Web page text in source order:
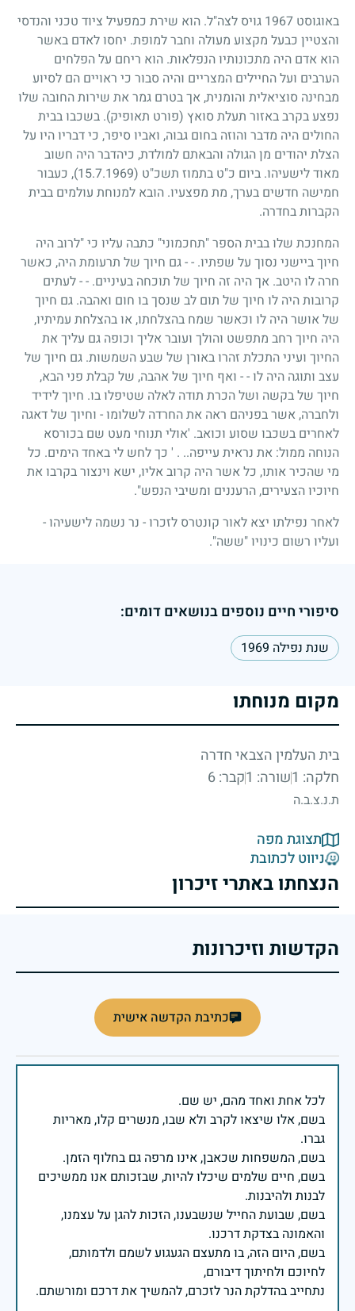
באוגוסט 1967 גויס לצה"ל. הוא שירת כמפעיל ציוד טכני והנדסי
והצטיין כבעל מקצוע מעולה וחבר למופת. יחסו לאדם באשר
הוא אדם היה מתכונותיו הנפלאות. הוא ריחם על הפלחים
הערבים ועל החיילים המצריים והיה סבור כי ראויים הם לסיוע
מבחינה סוציאלית והומנית, אך בטרם גמר את שירות החובה שלו
נפצע בקרב באזור תעלת סואץ (פורט תאופיק). בשכבו בבית
החולים היה מדבר והוזה בחום גבוה, ואביו סיפר, כי דבריו היו על
הצלת יהודים מן הגולה והבאתם למולדת, כיהדבר היה חשוב
מאוד לישעיהו. ביום כ"ט בתמוז תשכ"ט (15.7.1969)
, כעבור
חמישה חדשים בערך, מת מפצעיו. הובא למנוחת עולמים בבית
הקברות בחדרה.
המחנכת שלו בבית הספר "תחכמוני" כתבה עליו כי "לרוב היה
חיוך ביישני נסוך על שפתיו. - - גם חיוך של תרעומת היה, כאשר
חרה לו היטב. אך היה זה חיוך של תוכחה בעיניים. - - לעתים
קרובות היה לו חיוך של תום לב שנסך בו חום ואהבה. גם חיוך
של אושר היה לו וכאשר שמח בהצלחתו, או בהצלחת עמיתיו,
היה חיוך רחב מתפשט והולך ועובר אליך וכופה גם עליך את
החיוך ועיני התכלת זהרו באורן של שבע השמשות. גם חיוך של
עצב ותוגה היה לו - - ואף חיוך של אהבה, של קבלת פני הבא,
חיוך של בקשה ושל הכרת תודה לאלה שטיפלו בו. חיוך לידיד
ולחברה, אשר בפניהם ראה את החרדה לשלומו - וחיוך של דאגה
לאחרים בשכבו שסוע וכואב. 'אולי תנוחי מעט שם בכורסא
הנוחה ממול: את נראית עייפה.. . ' כך לחש לי באחד הימים. כל
מי שהכיר אותו, כל אשר היה קרוב אליו, ישא וינצור בקרבו את
חיוכיו הצעירים, הרעננים ומשיבי הנפש".
לאחר נפילתו יצא לאור קונטרס לזכרו - נר נשמה לישעיהו -
ועליו רשום כינויו "ששה".
סיפורי חיים נוספים בנושאים דומים:
שנת נפילה 1969
מקום מנוחתו
בית העלמין הצבאי חדרה
חלקה: 1
שורה: 1 קבר: 6
ת.נ.צ.ב.ה
תצוגת מפה
ניווט לכתובת
הנצחתו באתרי זיכרון
הקדשות וזיכרונות
כתיבת הקדשה אישית
בשם, אלו שיצאו לקרב ולא שבו, מנשרים קלו, מאריות
בשם, חיים שלמים שיכלו להיות, שבזכותם אנו ממשיכים
בשם, שבועת החייל שנשבענו, הזכות להגן על עצמנו,
בשם, היום הזה, בו מתעצם הגעגוע לשמם ולדמותם,
נתחייב בהדלקת הנר לזכרם, להמשיך את דרכם ומורשתם.